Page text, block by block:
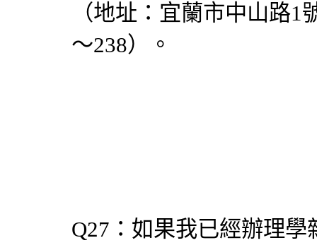
（地址：宜蘭市中山
～238）。
Q27：如果我已經辦理